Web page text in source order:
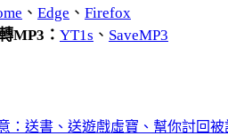
、 Edge 、 Firefox
MP3： YT1s 、 SaveMP3
：送書、送遊戲虛寶、幫你討回